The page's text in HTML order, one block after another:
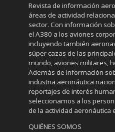
Revista de información
áreas de actividad
sector. Con información
el A380 a los aviones
incluyendo también
súper cazas de las
mundo, aviones militares,
Además de información
industria aeronáutica
reportajes de interés
seleccionamos a los
de la actividad aeronáutica
QUIÉNES SOMOS